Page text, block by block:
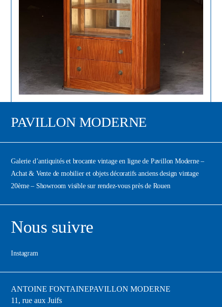
PAVILLON MODERNE
Galerie d’antiquités et brocante vintage en ligne de Pavillon Moderne –
Achat & Vente de mobilier et objets décoratifs anciens design vintage
20ème – Showroom visible sur rendez-vous près de Rouen
Nous suivre
Instagram
ANTOINE FONTAINEPAVILLON MODERNE
11, rue aux Juifs